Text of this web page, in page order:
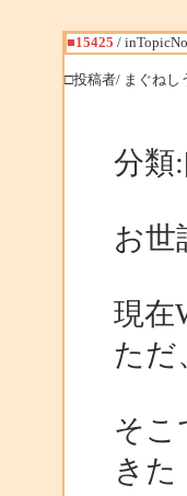
■15425 /
□投稿者/ まぐねし
分
お世
現在
ただ
そこ
きた